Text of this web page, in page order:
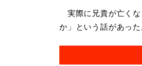
実際に兄貴が亡くな
か」という話があっ